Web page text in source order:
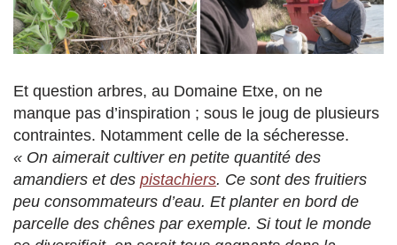
Et question arbres, au Domaine Etxe, on ne
manque pas d’inspiration ; sous le joug de plusieurs
contraintes. Notamment celle de la sécheresse.
« On aimerait cultiver en petite quantité des
amandiers et des pistachiers. Ce sont des fruitiers
peu consommateurs d’eau. Et planter en bord de
parcelle des chênes par exemple. Si tout le monde